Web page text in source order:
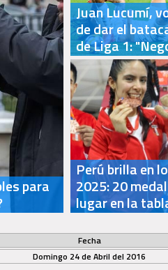
para
Juan Lucumí,
de dar el
de Liga 1:
Perú brilla en
2025: 20
lugar en la
Fecha
Domingo 24 de Abril del 2016